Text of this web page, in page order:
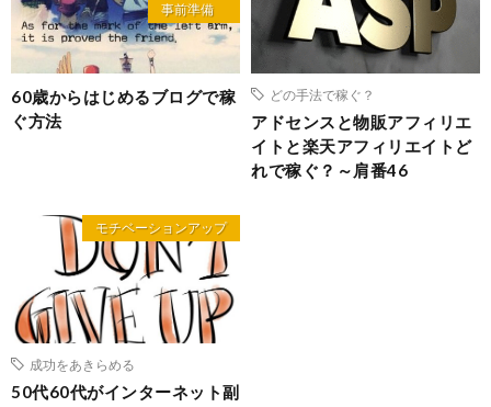
事前準備
60歳からはじめるブログで稼
ぐ方法
どの手法で稼ぐ？
アドセンスと物販アフィリエ
イトと楽天アフィリエイトど
れで稼ぐ？～肩番46
モチベーションアップ
成功をあきらめる
50代60代がインターネット副